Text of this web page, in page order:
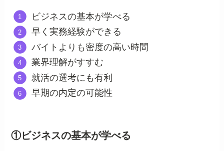
ビジネスの基本が学べる
早く実務経験ができる
バイトよりも密度の高い時間
業界理解がすすむ
就活の選考にも有利
早期の内定の可能性
①ビジネスの基本が学べる